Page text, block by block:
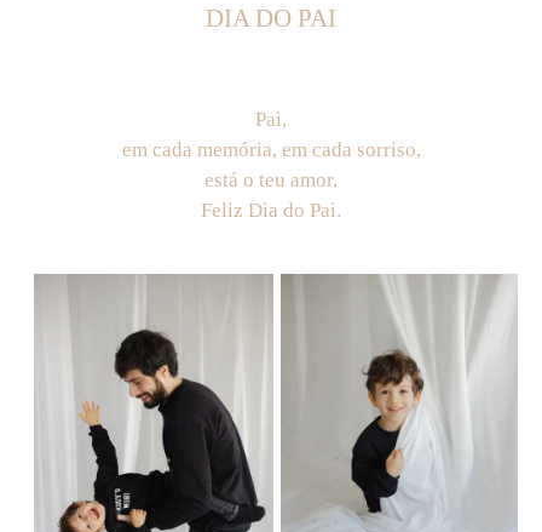
DIA DO PAI
Pai,
em cada memória, em cada sorriso,
está o teu amor.
Feliz Dia do Pai.